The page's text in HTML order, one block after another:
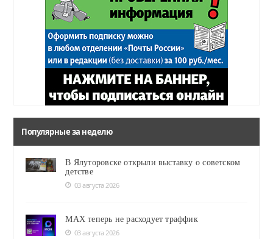
Популярные за неделю
В Ялуторовске открыли выставку о советском
детстве
03 августа 2026
MAX теперь не расходует траффик
03 августа 2026